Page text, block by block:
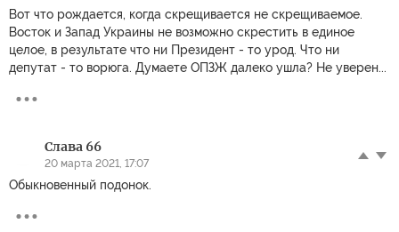
Вот что рождается, когда скрещивается не скрещиваемое.
Восток и Запад Украины не возможно скрестить в единое
целое, в результате что ни Президент - то урод. Что ни
депутат - то ворюга. Думаете ОПЗЖ далеко ушла? Не уверен...
Слава 66
20 марта 2021, 17:07
Обыкновенный подонок.